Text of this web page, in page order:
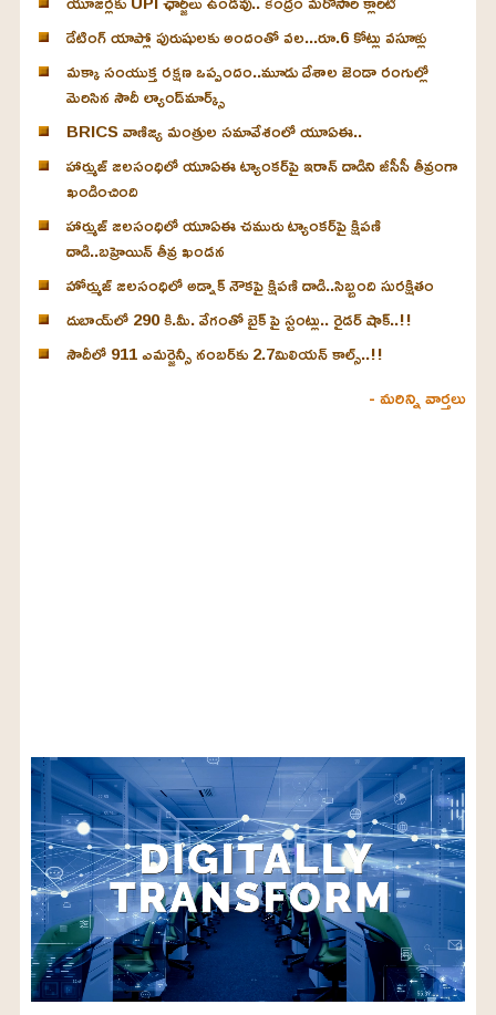
డేటింగ్ యాప్లో పురుషులకు అందంతో వల...రూ.6 కోట్లు వసూళ్లు
మక్కా సంయుక్త రక్షణ ఒప్పందం..మూడు దేశాల జెండా రంగుల్లో
మెరిసిన సౌదీ ల్యాండ్‌మార్క్స్
BRICS వాణిజ్య మంత్రుల సమావేశంలో యూఏఈ..
హార్ముజ్ జలసంధిలో యూఏఈ ట్యాంకర్‌పై ఇరాన్ దాడిని జీసీసీ తీవ్రంగా
ఖండించింది
హార్ముజ్ జలసంధిలో యూఏఈ చమురు ట్యాంకర్‌పై క్షిపణి
దాడి..బహ్రెయిన్ తీవ్ర ఖండన
హోర్ముజ్ జలసంధిలో అడ్నాక్ నౌకపై క్షిపణి దాడి..సిబ్బంది సురక్షితం
దుబాయ్‌లో 290 కి.మీ. వేగంతో బైక్‌ పై స్టంట్లు.. రైడర్ షాక్..!!
సౌదీలో 911 ఎమర్జెన్సీ నంబర్‌కు 2.7మిలియన్ కాల్స్..!!
- మరిన్ని వార్తలు